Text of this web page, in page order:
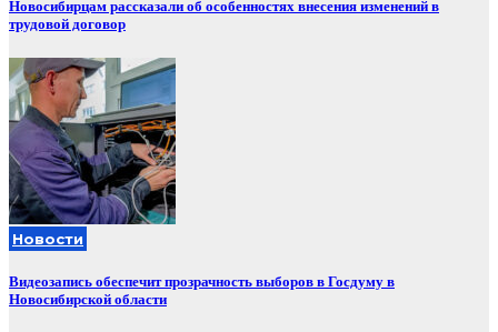
Новосибирцам рассказали об особенностях внесения изменений в
трудовой договор
Новости
Видеозапись обеспечит прозрачность выборов в Госдуму в
Новосибирской области